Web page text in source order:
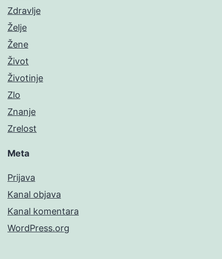
Zdravlje
Želje
Žene
Život
Životinje
Zlo
Znanje
Zrelost
Meta
Prijava
Kanal objava
Kanal komentara
WordPress.org